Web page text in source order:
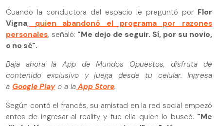
Cuando la conductora del espacio le preguntó por Flor
Vigna, quien abandonó el programa por razones
personales, señaló: "Me dejo de seguir. Sí, por su novio,
o no sé".
Baja ahora la App de Mundos Opuestos, disfruta de
contenido exclusivo y juega desde tu celular. Ingresa
a Google Playo a laApp Store.
Según contó el francés, su amistad en la red social empezó
antes de ingresar al reality y fue ella quien lo buscó. "Me